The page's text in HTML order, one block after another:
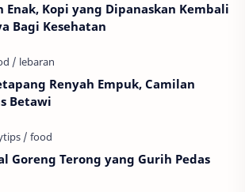
Enak, Kopi yang Dipanaskan Kembali
Bagi Kesehatan
Renyah Empuk, Camilan
Betawi
Goreng Terong yang Gurih Pedas